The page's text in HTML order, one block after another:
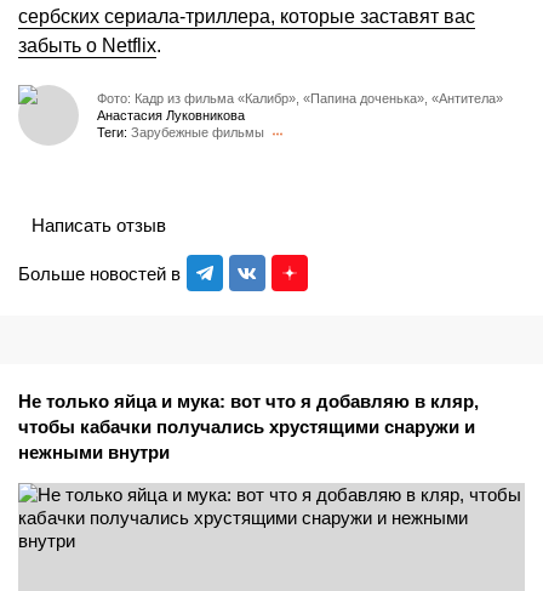
сербских сериала-триллера, которые заставят вас
забыть о Netflix.
Фото: Кадр из фильма «Калибр», «Папина доченька», «Антитела»
Анастасия Луковникова
Теги: Зарубежные фильмы
Больше новостей в
Написать отзыв
Не только яйца и мука: вот что я добавляю в кляр,
чтобы кабачки получались хрустящими снаружи и
нежными внутри